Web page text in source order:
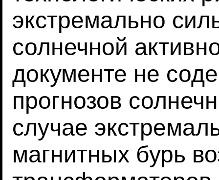
экстремально
солнечной
документе не
прогнозов
случае
магнитных бурь